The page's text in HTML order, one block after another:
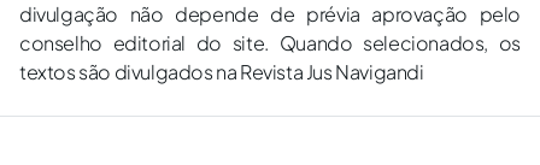
divulgação não depende de prévia aprovação pelo
conselho editorial do site. Quando selecionados, os
textos são divulgados na Revista Jus Navigandi